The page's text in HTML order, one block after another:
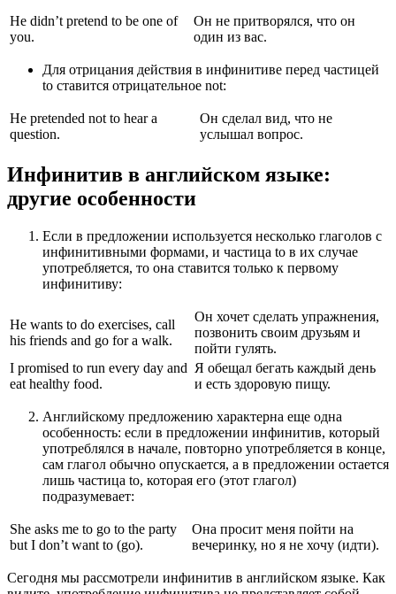
He didn’t pretend to be one of
you.
Он не притворялся, что он
один из вас.
Для отрицания действия в инфинитиве перед частицей
to ставится отрицательное not:
He pretended not to hear a
question.
Он сделал вид, что не
услышал вопрос.
Инфинитив в английском языке:
другие особенности
Если в предложении используется несколько глаголов с
инфинитивными формами, и частица to в их случае
употребляется, то она ставится только к первому
инфинитиву:
He wants to do exercises, call
his friends and go for a walk.
Он хочет сделать упражнения,
позвонить своим друзьям и
пойти гулять.
I promised to run every day and
eat healthy food.
Я обещал бегать каждый день
и есть здоровую пищу.
Английскому предложению характерна еще одна
особенность: если в предложении инфинитив, который
употреблялся в начале, повторно употребляется в конце,
сам глагол обычно опускается, а в предложении остается
лишь частица to, которая его (этот глагол)
подразумевает:
She asks me to go to the party
but I don’t want to (go).
Она просит меня пойти на
вечеринку, но я не хочу (идти).
Сегодня мы рассмотрели инфинитив в английском языке. Как